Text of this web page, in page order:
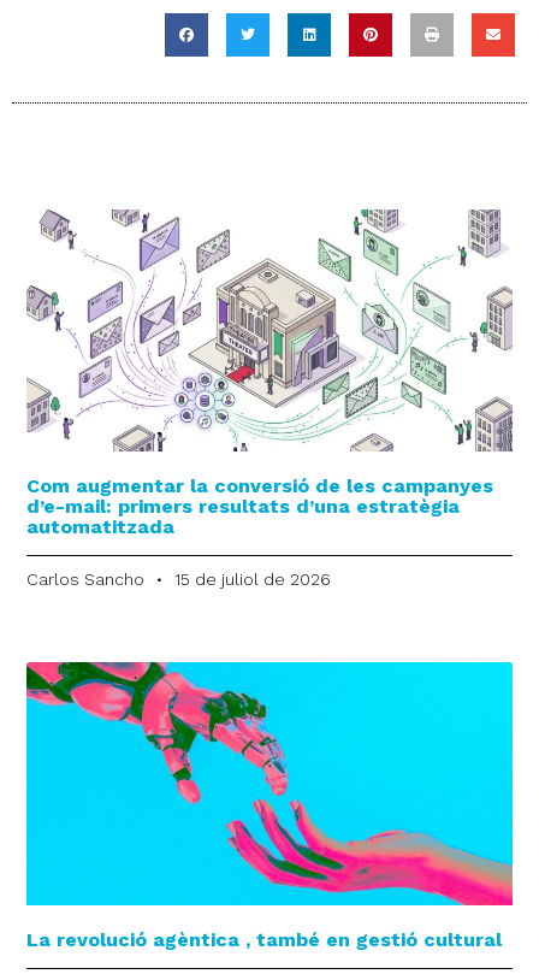
Com augmentar la conversió de les campanyes
d’e-mail: primers resultats d’una estratègia
automatitzada
Carlos Sancho 15 de juliol de 2026
La revolució agèntica , també en gestió cultural